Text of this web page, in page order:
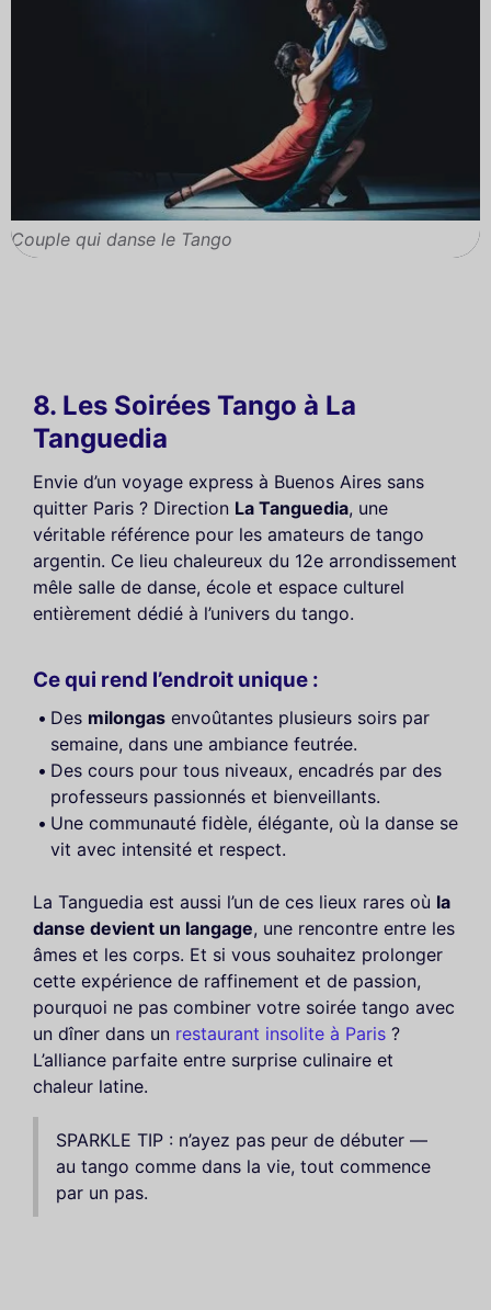
Couple qui danse le Tango
8. Les Soirées Tango à La
Tanguedia
Envie d’un voyage express à Buenos Aires sans
quitter Paris ? Direction La Tanguedia, une
véritable référence pour les amateurs de tango
argentin. Ce lieu chaleureux du 12e arrondissement
mêle salle de danse, école et espace culturel
entièrement dédié à l’univers du tango.
Ce qui rend l’endroit unique :
Des milongas envoûtantes plusieurs soirs par
semaine, dans une ambiance feutrée.
Des cours pour tous niveaux, encadrés par des
professeurs passionnés et bienveillants.
Une communauté fidèle, élégante, où la danse se
vit avec intensité et respect.
La Tanguedia est aussi l’un de ces lieux rares où la
danse devient un langage, une rencontre entre les
âmes et les corps. Et si vous souhaitez prolonger
cette expérience de raffinement et de passion,
pourquoi ne pas combiner votre soirée tango avec
un dîner dans un restaurant insolite à Paris ?
L’alliance parfaite entre surprise culinaire et
chaleur latine.
SPARKLE TIP : n’ayez pas peur de débuter —
au tango comme dans la vie, tout commence
par un pas.